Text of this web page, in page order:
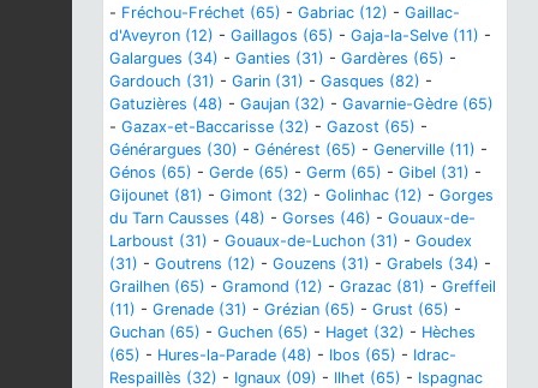
- Fréchou-Fréchet (65) - Gabriac (12) - Gaillac-
d'Aveyron (12) - Gaillagos (65) - Gaja-la-Selve (11) -
Galargues (34) - Ganties (31) - Gardères (65) -
Gardouch (31) - Garin (31) - Gasques (82) -
Gatuzières (48) - Gaujan (32) - Gavarnie-Gèdre (65)
- Gazax-et-Baccarisse (32) - Gazost (65) -
Générargues (30) - Générest (65) - Generville (11) -
Génos (65) - Gerde (65) - Germ (65) - Gibel (31) -
Gijounet (81) - Gimont (32) - Golinhac (12) - Gorges
du Tarn Causses (48) - Gorses (46) - Gouaux-de-
Larboust (31) - Gouaux-de-Luchon (31) - Goudex
(31) - Goutrens (12) - Gouzens (31) - Grabels (34) -
Grailhen (65) - Gramond (12) - Grazac (81) - Greffeil
(11) - Grenade (31) - Grézian (65) - Grust (65) -
Guchan (65) - Guchen (65) - Haget (32) - Hèches
(65) - Hures-la-Parade (48) - Ibos (65) - Idrac-
Respaillès (32) - Ignaux (09) - Ilhet (65) - Ispagnac